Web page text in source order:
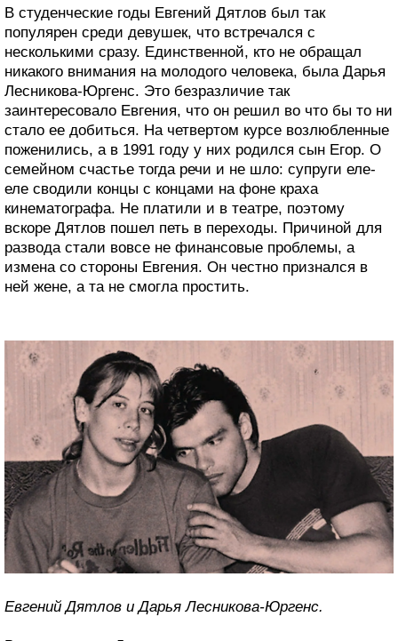
В студенческие годы Евгений Дятлов был так
популярен среди девушек, что встречался с
несколькими сразу. Единственной, кто не обращал
никакого внимания на молодого человека, была Дарья
Лесникова-Юргенс. Это безразличие так
заинтересовало Евгения, что он решил во что бы то ни
стало ее добиться. На четвертом курсе возлюбленные
поженились, а в 1991 году у них родился сын Егор. О
семейном счастье тогда речи и не шло: супруги еле-
еле сводили концы с концами на фоне краха
кинематографа. Не платили и в театре, поэтому
вскоре Дятлов пошел петь в переходы. Причиной для
развода стали вовсе не финансовые проблемы, а
измена со стороны Евгения. Он честно признался в
ней жене, а та не смогла простить.
Евгений Дятлов и Дарья Лесникова-Юргенс.